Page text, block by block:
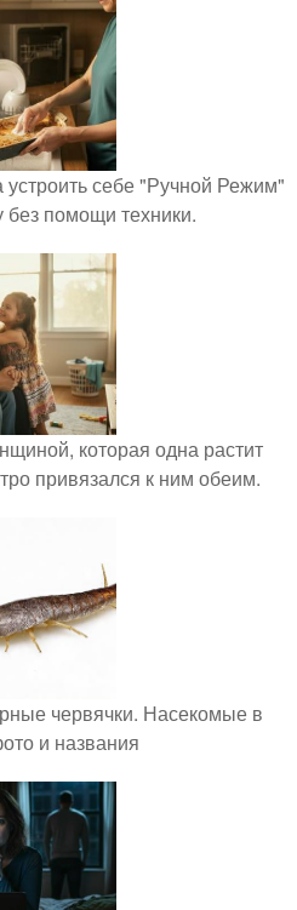
себе "Ручной Режим"
без помощи техники.
которая одна растит
привязался к ним обеим.
червячки. Насекомые в
и названия